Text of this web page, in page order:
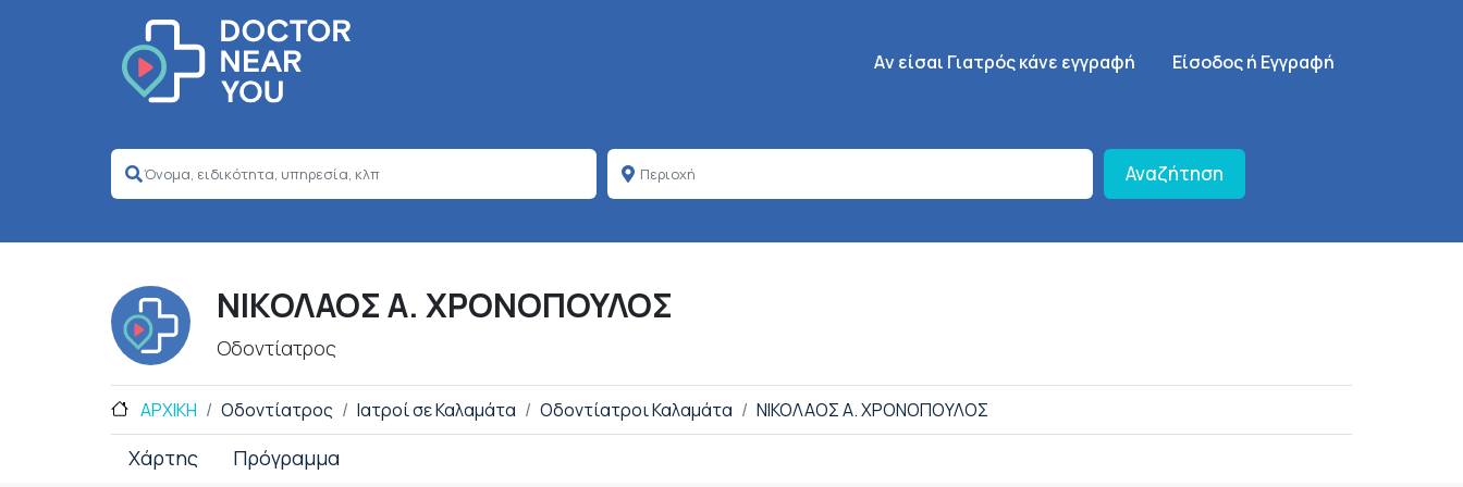
Κεντρική πλοήγηση
Aν είσαι Γιατρός κάνε εγγραφή SignUp Menu
Είσοδος ή Εγγραφή
Αναζήτηση
ΝΙΚΟΛΑΟΣ Α. ΧΡΟΝΟΠΟΥΛΟΣ
Οδοντίατρος
ΑΡΧΙΚΗ Οδοντίατρος Ιατροί σε Καλαμάτα Οδοντίατροι Καλαμάτα ΝΙΚΟΛΑΟΣ Α. ΧΡΟΝΟΠΟΥΛΟΣ
Χάρτης Πρόγραμμα